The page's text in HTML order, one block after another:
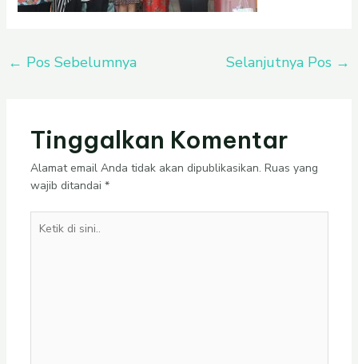
← Pos Sebelumnya Selanjutnya Pos →
Tinggalkan Komentar
Alamat email Anda tidak akan dipublikasikan. Ruas yang
wajib ditandai *